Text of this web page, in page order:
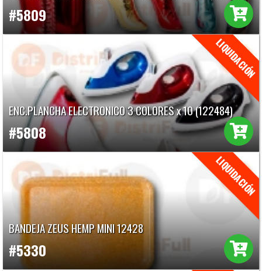
#5809
ENC.PLANCHA ELECTRONICO 3 COLORES x 10 (122484)
#5808
BANDEJA ZEUS HEMP MINI 12428
#5330